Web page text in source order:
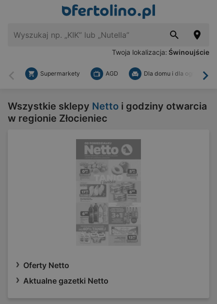
Twoja lokalizacja: Świnoujście
Wstecz
Supermarkety AGD Dla domu i dla ogrodu
Wszystkie sklepy Netto i godziny otwarcia
w regionie Złocieniec
Oferty Netto
Aktualne gazetki Netto